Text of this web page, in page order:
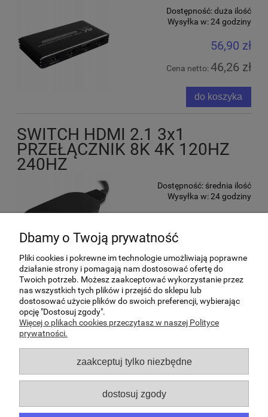
Dostępność:duża ilość
Wysyłka w:24 godziny
56,90 zł
Cena netto:46,26 zł
do koszyka
SWITCH HDMI 2.1 3x1
PRZEŁĄCZNIK 8K 4K 120HZ
240HZ
Dostępność: średnia ilość
Wysyłka w:24 godziny
Cena netto:
do koszyka
Płatności i dostawa
Dbamy o Twoją prywatność
Pliki cookies i pokrewne im technologie umożliwiają poprawne
działanie strony i pomagają nam dostosować ofertę do
Twoich potrzeb. Możesz zaakceptować wykorzystanie przez
nas wszystkich tych plików i przejść do sklepu lub
dostosować użycie plików do swoich preferencji, wybierając
opcję "Dostosuj zgody".
Więcej o plikach cookies przeczytasz w naszej Polityce
prywatności.
zaakceptuj tylko niezbędne
dostosuj zgody